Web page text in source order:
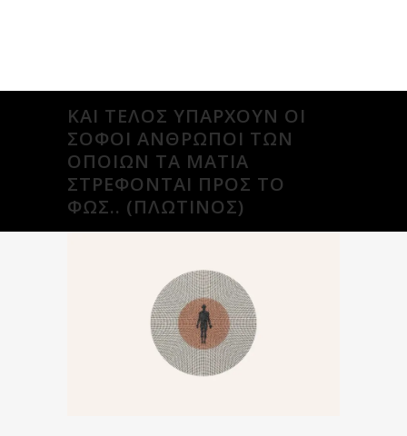
ΚΑΙ ΤΈΛΟΣ ΥΠΆΡΧΟΥΝ ΟΙ
ΣΟΦΟΊ ΆΝΘΡΩΠΟΙ ΤΩΝ
ΟΠΟΊΩΝ ΤΑ ΜΆΤΙΑ
ΣΤΡΈΦΟΝΤΑΙ ΠΡΟΣ ΤΟ
ΦΩΣ.. (ΠΛΩΤΙΝΟΣ)